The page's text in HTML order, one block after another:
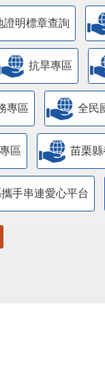
證明標章查詢
抗旱專區
專區 全民
區 苗栗
手串連愛心平台